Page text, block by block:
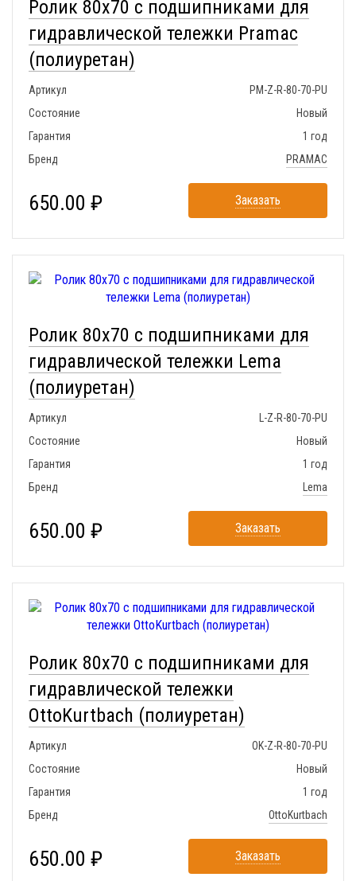
Ролик 80x70 с подшипниками для
гидравлической тележки Pramac
(полиуретан)
Артикул
PM-Z-R-80-70-PU
Состояние
Новый
Гарантия
1 год
Бренд
PRAMAC
650.00 ₽ Заказать
Ролик 80x70 с подшипниками для
гидравлической тележки Lema
(полиуретан)
Артикул
L-Z-R-80-70-PU
Состояние
Новый
Гарантия
1 год
Бренд
Lema
650.00 ₽ Заказать
Ролик 80x70 с подшипниками для
гидравлической тележки
OttoKurtbach (полиуретан)
Артикул
OK-Z-R-80-70-PU
Состояние
Новый
Гарантия
1 год
Бренд
OttoKurtbach
650.00 ₽ Заказать